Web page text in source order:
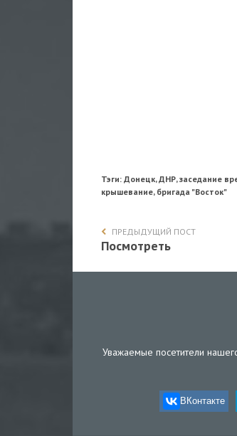
Тэги: Донецк, ДНР, заседание
крышевание, бригада "Восток"
ПРЕДЫДУЩИЙ ПОСТ
Посмотреть
Уважаемые посетители
ВКонтакте